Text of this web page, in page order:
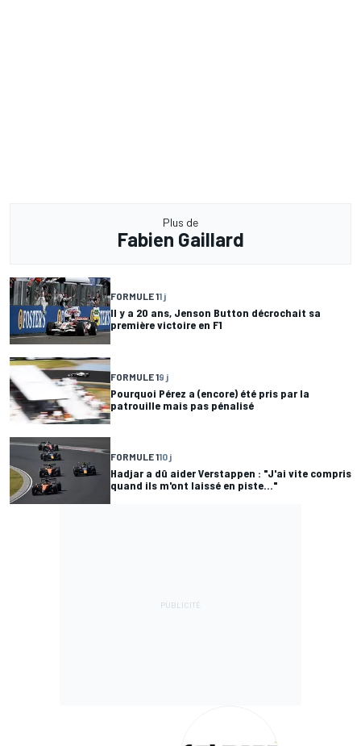
Plus de
Fabien Gaillard
FORMULE 11 j
Il y a 20 ans, Jenson Button décrochait sa
première victoire en F1
FORMULE 19 j
Pourquoi Pérez a (encore) été pris par la
patrouille mais pas pénalisé
FORMULE 110 j
Hadjar a dû aider Verstappen : "J'ai vite compris
quand ils m'ont laissé en piste..."